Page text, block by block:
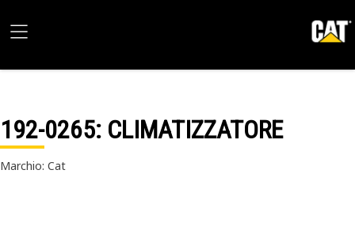
192-0265: CLIMATIZZATORE
Marchio: Cat